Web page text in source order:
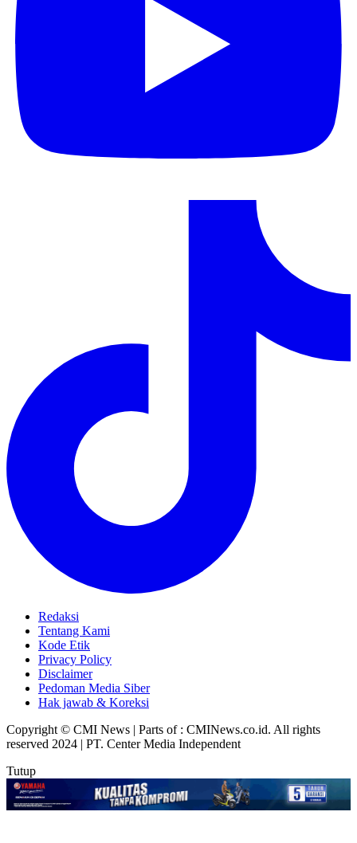
Redaksi
Tentang Kami
Kode Etik
Privacy Policy
Disclaimer
Pedoman Media Siber
Hak jawab & Koreksi
Copyright © CMI News | Parts of : CMINews.co.id. All rights
reserved 2024 | PT. Center Media Independent
Tutup